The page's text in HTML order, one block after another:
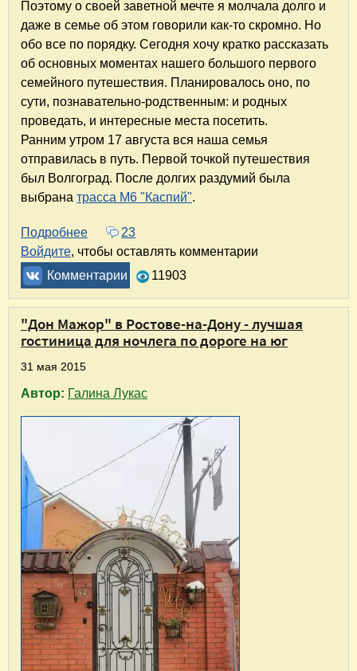
Поэтому о своей заветной мечте я молчала долго и
даже в семье об этом говорили как-то скромно. Но
обо все по порядку. Сегодня хочу кратко рассказать
об основных моментах нашего большого первого
семейного путешествия. Планировалось оно, по
сути, познавательно-родственным: и родных
проведать, и интересные места посетить.
Ранним утром 17 августа вся наша семья
отправилась в путь. Первой точкой путешествия
был Волгоград. После долгих раздумий была
выбрана трасса М6 "Каспий".
Подробнее о Путешествие "Волгоград - Ростов-на-
23
Войдите, чтобы оставлять комментарии
Комментарии
11903
"Дон Мажор" в Ростове-на-Дону - лучшая
гостиница для ночлега по дороге на юг
31 мая 2015
Автор: Галина Лукас